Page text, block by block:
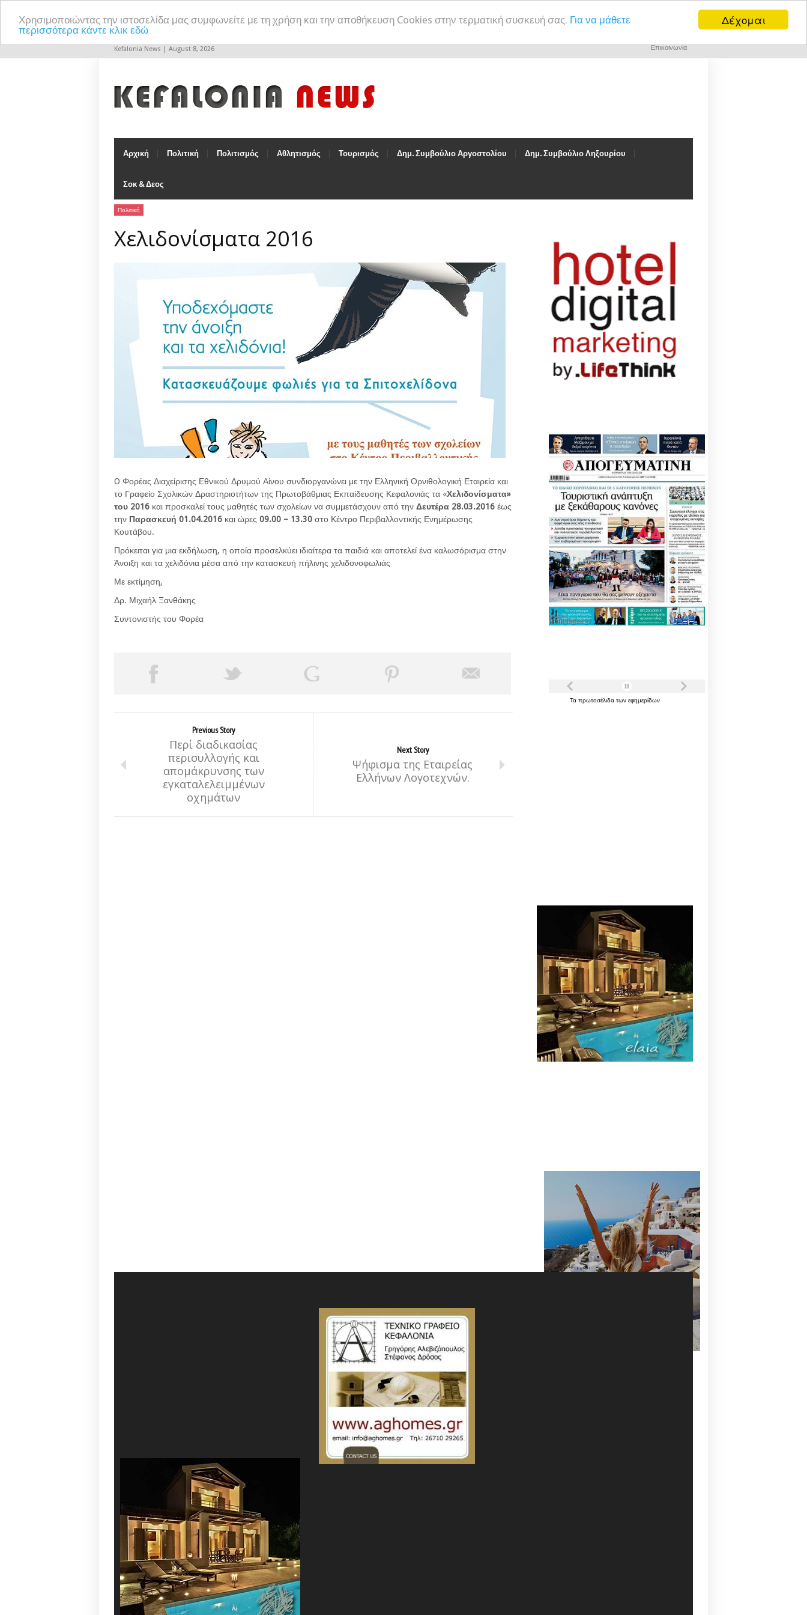
Δέχομαι
Χρησιμοποιώντας την ιστοσελίδα μας συμφωνείτε με τη χρήση και την αποθήκευση Cookies στην τερματική συσκευή σας. Για να μάθετε
περισσότερα κάντε κλικ εδώ
Kefalonia News | August 8, 2026 Επικοινωνία
Αρχική Πολιτική Πολιτισμός Αθλητισμός Τουρισμός Δημ. Συμβούλιο Αργοστολίου Δημ. Συμβούλιο Ληξουρίου
Σοκ & Δεος
Πολιτική
Χελιδονίσματα 2016
O Φορέας Διαχείρισης Εθνικού Δρυμού Αίνου συνδιοργανώνει με την Ελληνική Ορνιθολογική Εταιρεία και
το Γραφείο Σχολικών Δραστηριοτήτων της Πρωτοβάθμιας Εκπαίδευσης Κεφαλονιάς τα «Χελιδονίσματα»
του 2016 και προσκαλεί τους μαθητές των σχολείων να συμμετάσχουν από την Δευτέρα 28.03.2016 έως
την Παρασκευή 01.04.2016 και ώρες 09.00 – 13.30 στο Κέντρο Περιβαλλοντικής Ενημέρωσης
Κουτάβου.
Πρόκειται για μια εκδήλωση, η οποία προσελκύει ιδιαίτερα τα παιδιά και αποτελεί ένα καλωσόρισμα στην
Άνοιξη και τα χελιδόνια μέσα από την κατασκευή πήλινης χελιδονοφωλιάς
Με εκτίμηση,
Δρ. Μιχαήλ Ξανθάκης
Συντονιστής του Φορέα
Previous Story
Περί διαδικασίας
περισυλλογής και
απομάκρυνσης των
εγκαταλελειμμένων
οχημάτων
Next Story
Ψήφισμα της Εταιρείας
Ελλήνων Λογοτεχνών.
Τα πρωτοσέλιδα των εφημερίδων